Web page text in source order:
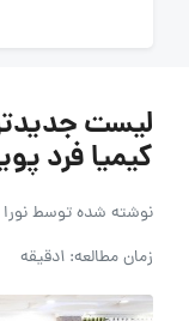
لیست
کیمیا فرد پویا | 2
نوشته شده توسط
زمان مطالعه: 1دقیقه